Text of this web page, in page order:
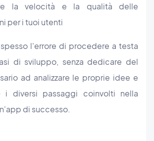
la velocità e la qualità delle
per i tuoi utenti
l'errore di procedere a testa
di sviluppo, senza dedicare del
ad analizzare le proprie idee e
i diversi passaggi coinvolti nella
di successo.